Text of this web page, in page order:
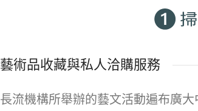
藝術品收藏與私人洽購服務
長流機構所舉辦的藝文活動遍布廣